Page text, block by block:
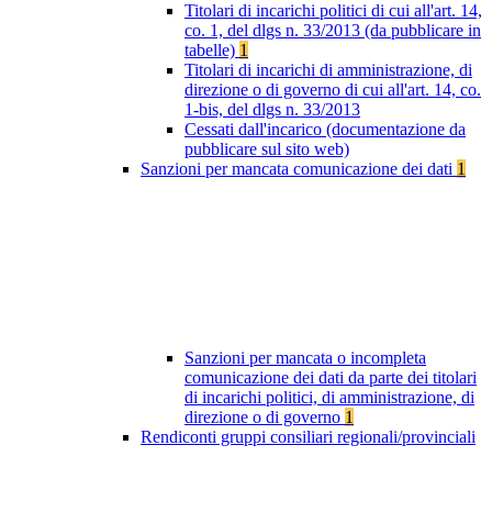
Titolari di incarichi politici di cui all'art. 14,
co. 1, del dlgs n. 33/2013 (da pubblicare in
tabelle) 1
Titolari di incarichi di amministrazione, di
direzione o di governo di cui all'art. 14, co.
1-bis, del dlgs n. 33/2013
Cessati dall'incarico (documentazione da
pubblicare sul sito web)
Sanzioni per mancata comunicazione dei dati 1
Sanzioni per mancata o incompleta
comunicazione dei dati da parte dei titolari
di incarichi politici, di amministrazione, di
direzione o di governo 1
Rendiconti gruppi consiliari regionali/provinciali